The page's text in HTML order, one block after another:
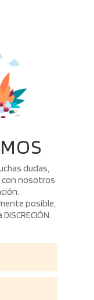
dudas,
con nosotros
posible,